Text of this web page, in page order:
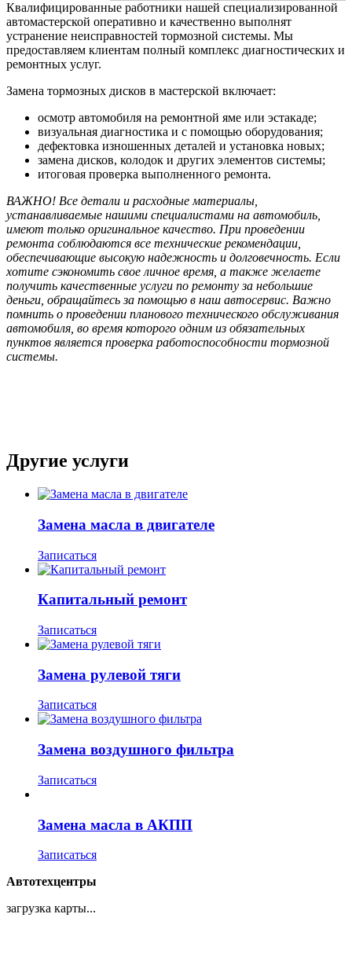
Квалифицированные работники нашей специализированной
автомастерской оперативно и качественно выполнят
устранение неисправностей тормозной системы. Мы
предоставляем клиентам полный комплекс диагностических и
ремонтных услуг.
Замена тормозных дисков в мастерской включает:
осмотр автомобиля на ремонтной яме или эстакаде;
визуальная диагностика и с помощью оборудования;
дефектовка изношенных деталей и установка новых;
замена дисков, колодок и других элементов системы;
итоговая проверка выполненного ремонта.
ВАЖНО! Все детали и расходные материалы,
устанавливаемые нашими специалистами на автомобиль,
имеют только оригинальное качество. При проведении
ремонта соблюдаются все технические рекомендации,
обеспечивающие высокую надежность и долговечность. Если
хотите сэкономить свое личное время, а также желаете
получить качественные услуги по ремонту за небольшие
деньги, обращайтесь за помощью в наш автосервис. Важно
помнить о проведении планового технического обслуживания
автомобиля, во время которого одним из обязательных
пунктов является проверка работоспособности тормозной
системы.
Другие услуги
Замена масла в двигателе
Записаться
Капитальный ремонт
Записаться
Замена рулевой тяги
Записаться
Замена воздушного фильтра
Записаться
Замена масла в АКПП
Записаться
Автотехцентры
загрузка карты...